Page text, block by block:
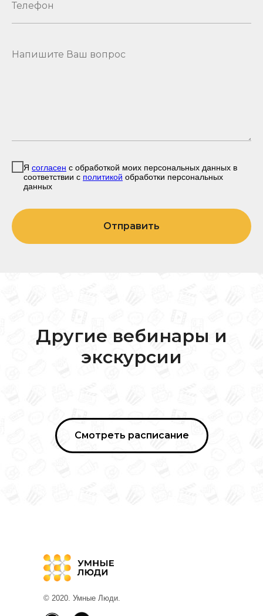
Я согласен с обработкой моих персональных данных в
соответствии с политикой обработки персональных
данных
Отправить
Другие вебинары и
экскурсии
Смотреть расписание
© 2020. Умные Люди.